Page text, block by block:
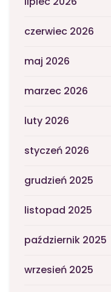
czerwiec 2026
maj 2026
marzec 2026
luty 2026
styczeń 2026
grudzień 2025
listopad 2025
październik 2025
wrzesień 2025